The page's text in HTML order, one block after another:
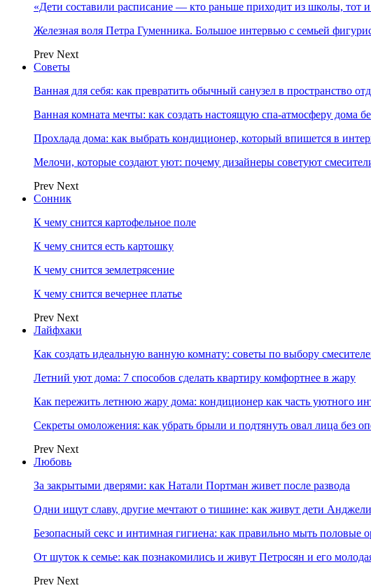
«Дети составили расписание — кто раньше приходит из школы, тот
Железная воля Петра Гуменника. Большое интервью с семьей
Prev Next
Советы
Ванная для себя: как превратить обычный санузел в пространство
Ванная комната мечты: как создать настоящую спа-атмосферу дома
Прохлада дома: как выбрать кондиционер, который впишется в
Мелочи, которые создают уют: почему дизайнеры советуют
Prev Next
Сонник
К чему снится картофельное поле
К чему снится есть картошку
К чему снится землетрясение
К чему снится вечернее платье
Prev Next
Лайфхаки
Как создать идеальную ванную комнату: советы по выбору
Летний уют дома: 7 способов сделать квартиру комфортнее в жару
Как пережить летнюю жару дома: кондиционер как часть уютного
Секреты омоложения: как убрать брыли и подтянуть овал лица без
Prev Next
Любовь
За закрытыми дверями: как Натали Портман живет после развода
Одни ищут славу, другие мечтают о тишине: как живут дети
Безопасный секс и интимная гигиена: как правильно мыть половые
От шуток к семье: как познакомились и живут Петросян и его
Prev Next